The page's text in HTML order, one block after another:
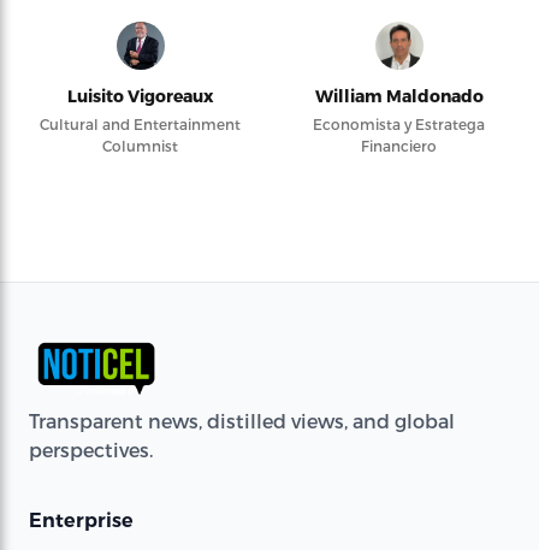
Luisito Vigoreaux
Cultural and Entertainment
Columnist
William Maldonado
Economista y Estratega
Financiero
Transparent news, distilled views, and global
perspectives.
Enterprise